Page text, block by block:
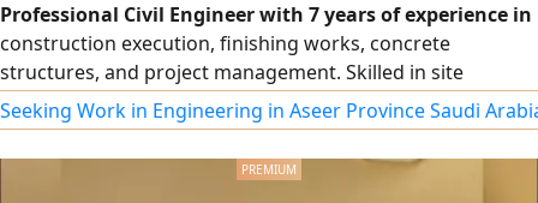
Professional Civil Engineer with 7 years of experience in
construction execution, finishing works, concrete
structures, and project management. Skilled in site
supervision, managing work teams, coordinating project
activities, and ensuring quality and safety standards.
Experienced in delivering projects efficiently within
deadlines, solving technical issues, I have valid Iqama and
Seeking Work in Engineering in Aseer Province Saudi